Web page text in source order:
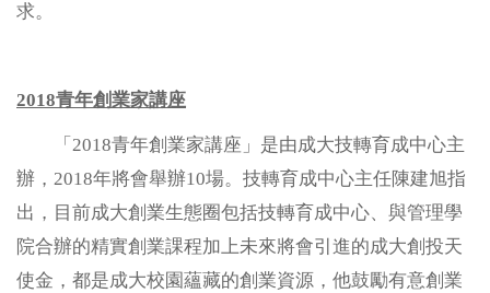
淨零碳排
法規規章
智權服務
求。
2018青年創業家講座
「2018青年創業家講座」是由成大技轉育成中心主
辦，2018年將會舉辦10場。技轉育成中心主任陳建旭指
出，目前成大創業生態圈包括技轉育成中心、與管理學
院合辦的精實創業課程加上未來將會引進的成大創投天
使金，都是成大校園蘊藏的創業資源，他鼓勵有意創業